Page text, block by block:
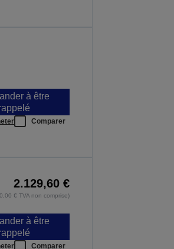
à être
Comparer
2.129,60 €
€ TVA non comprise)
à être
Comparer